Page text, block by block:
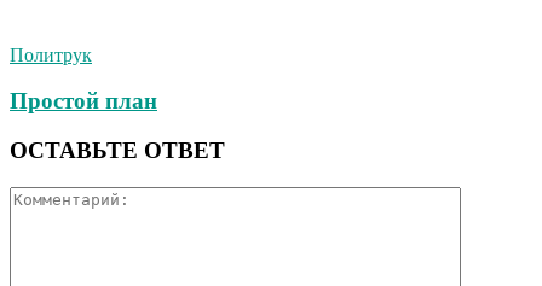
Политрук
Простой план
ОСТАВЬТЕ ОТВЕТ